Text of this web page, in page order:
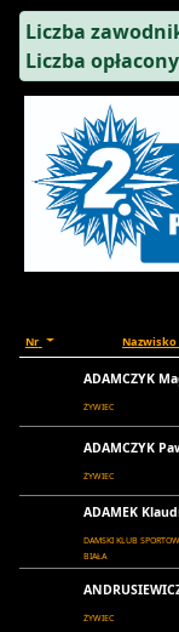
Liczba
Liczba
Nr
ADAMCZYK
ŻYWIEC
ADAMCZYK
ŻYWIEC
ADAMEK
DAMSKI KLUB
BIAŁA
ŻYWIEC